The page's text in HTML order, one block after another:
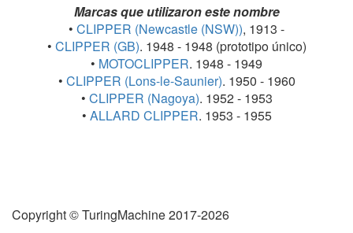
Marcas que utilizaron este nombre
• CLIPPER (Newcastle (NSW)), 1913 -
• CLIPPER (GB). 1948 - 1948 (prototipo único)
• MOTOCLIPPER. 1948 - 1949
• CLIPPER (Lons-le-Saunier). 1950 - 1960
• CLIPPER (Nagoya). 1952 - 1953
• ALLARD CLIPPER. 1953 - 1955
Copyright © TuringMachine 2017-2026